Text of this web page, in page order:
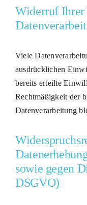
Widerruf
Viele
ausdrücklichen
bereits erteilte
Rechtmäßigkeit der
Datenverarbeitung
sowie gegen
DSGVO)